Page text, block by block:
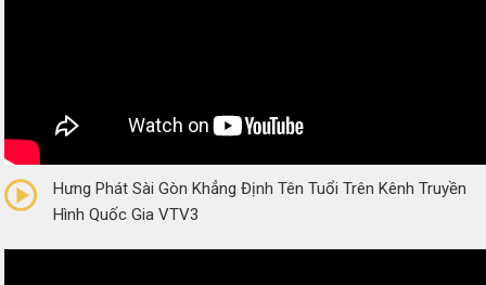
(0 Reviews)
Hưng Phát Sài Gòn Khẳng Định Tên Tuổi Trên Kênh Truyền
Hình Quốc Gia VTV3